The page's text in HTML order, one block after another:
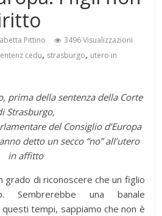
Pittino
3496 Visualizzazioni
cedu, strasburgo, utero in
prima della sentenza della Corte
Strasburgo,
del Consiglio d’Europa
detto un secco “no” all’utero
in affitto
grado di riconoscere che un figlio
una banale
tempi, sappiamo che non è